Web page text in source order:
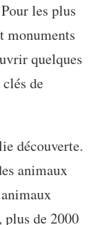
les plus
monuments
quelques
de
découverte.
animaux
plus de 2000